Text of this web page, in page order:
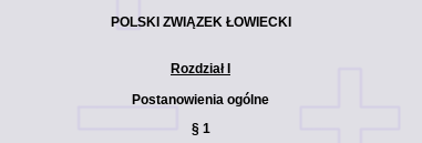
POLSKI ZWIĄZEK ŁOWIECKI
Rozdział I
Postanowienia ogólne
§ 1